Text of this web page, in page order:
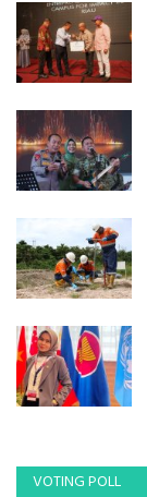
VOTING POLL